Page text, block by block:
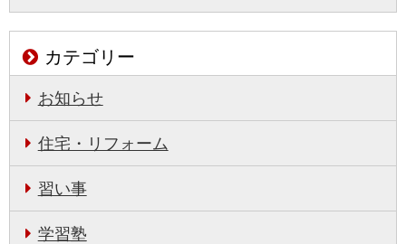
カテゴリー
お知らせ
住宅・リフォーム
習い事
学習塾